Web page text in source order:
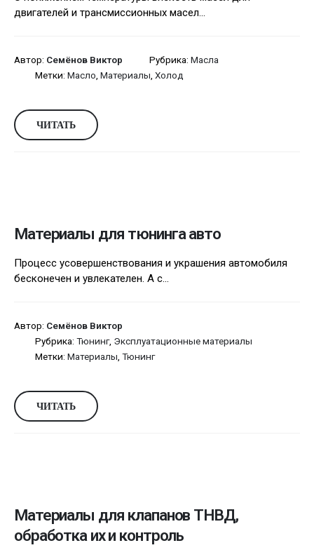
двигателей и трансмиссионных масел...
Автор: Семёнов Виктор Рубрика: Масла
Метки: Масло Материалы Холод
ЧИТАТЬ
Материалы для тюнинга авто
Процесс усовершенствования и украшения автомобиля
бесконечен и увлекателен. А с...
Автор: Семёнов Виктор
Рубрика: Тюнинг, Эксплуатационные материалы
Метки: Материалы Тюнинг
ЧИТАТЬ
Материалы для клапанов ТНВД,
обработка их и контроль